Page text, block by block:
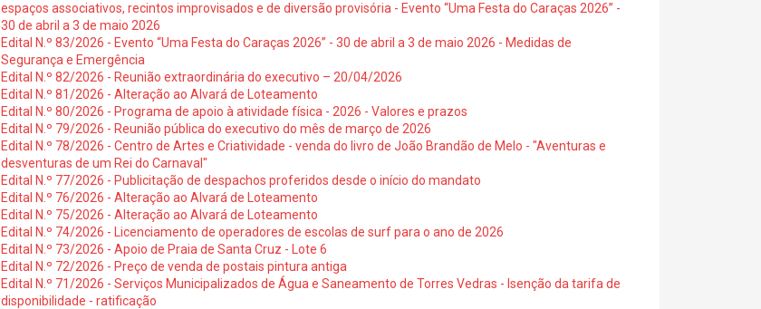
espaços associativos, recintos improvisados e de diversão provisória - Evento “Uma Festa do Caraças 2026” -
30 de abril a 3 de maio 2026
Edital N.º 83/2026 - Evento “Uma Festa do Caraças 2026” - 30 de abril a 3 de maio 2026 - Medidas de
Segurança e Emergência
Edital N.º 82/2026 - Reunião extraordinária do executivo – 20/04/2026
Edital N.º 81/2026 - Alteração ao Alvará de Loteamento
Edital N.º 80/2026 - Programa de apoio à atividade física - 2026 - Valores e prazos
Edital N.º 79/2026 - Reunião pública do executivo do mês de março de 2026
Edital N.º 78/2026 - Centro de Artes e Criatividade - venda do livro de João Brandão de Melo - "Aventuras e
desventuras de um Rei do Carnaval"
Edital N.º 77/2026 - Publicitação de despachos proferidos desde o início do mandato
Edital N.º 76/2026 - Alteração ao Alvará de Loteamento
Edital N.º 75/2026 - Alteração ao Alvará de Loteamento
Edital N.º 74/2026 - Licenciamento de operadores de escolas de surf para o ano de 2026
Edital N.º 73/2026 - Apoio de Praia de Santa Cruz - Lote 6
Edital N.º 72/2026 - Preço de venda de postais pintura antiga
Edital N.º 71/2026 - Serviços Municipalizados de Água e Saneamento de Torres Vedras - Isenção da tarifa de
disponibilidade - ratificação